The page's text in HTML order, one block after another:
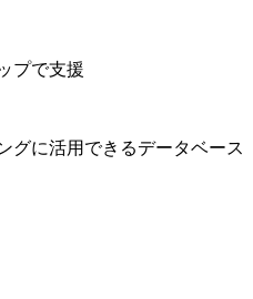
プで支援
グに活用できるデータベース